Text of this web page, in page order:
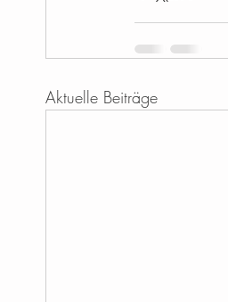
Aktuelle Beiträge